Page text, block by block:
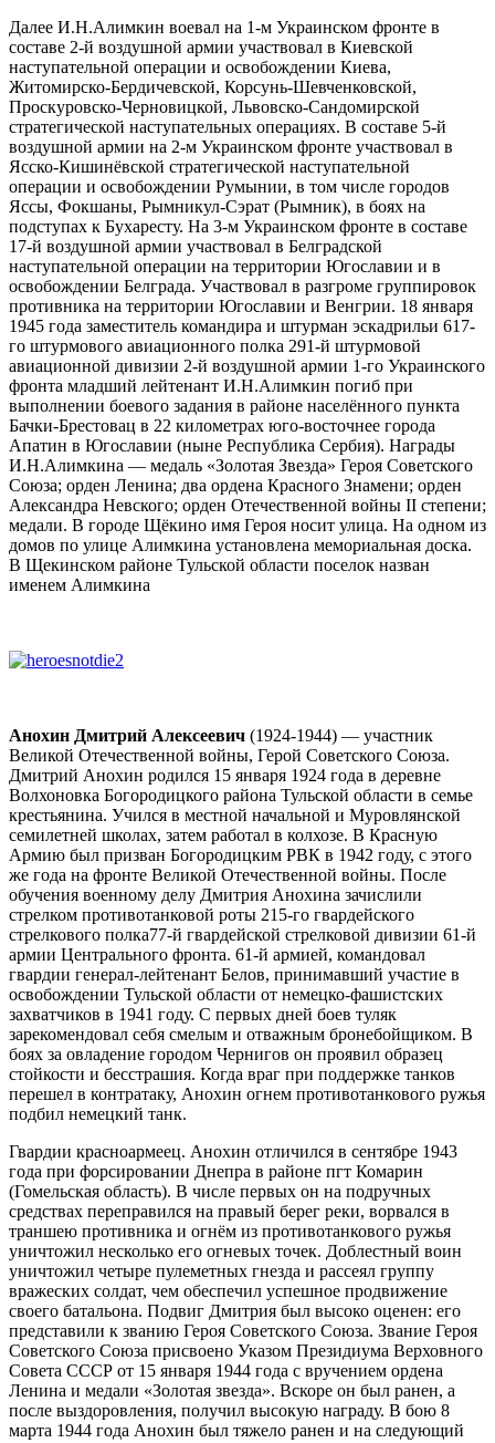
Далее И.Н.Алимкин воевал на 1-м Украинском фронте в
составе 2-й воздушной армии участвовал в Киевской
наступательной операции и освобождении Киева,
Житомирско-Бердичевской, Корсунь-Шевченковской,
Проскуровско-Черновицкой, Львовско-Сандомирской
стратегической наступательных операциях. В составе 5-й
воздушной армии на 2-м Украинском фронте участвовал в
Ясско-Кишинёвской стратегической наступательной
операции и освобождении Румынии, в том числе городов
Яссы, Фокшаны, Рымникул-Сэрат (Рымник), в боях на
подступах к Бухаресту. На 3-м Украинском фронте в составе
17-й воздушной армии участвовал в Белградской
наступательной операции на территории Югославии и в
освобождении Белграда. Участвовал в разгроме группировок
противника на территории Югославии и Венгрии. 18 января
1945 года заместитель командира и штурман эскадрильи 617-
го штурмового авиационного полка 291-й штурмовой
авиационной дивизии 2-й воздушной армии 1-го Украинского
фронта младший лейтенант И.Н.Алимкин погиб при
выполнении боевого задания в районе населённого пункта
Бачки-Брестовац в 22 километрах юго-восточнее города
Апатин в Югославии (ныне Республика Сербия). Награды
И.Н.Алимкина — медаль «Золотая Звезда» Героя Советского
Союза; орден Ленина; два ордена Красного Знамени; орден
Александра Невского; орден Отечественной войны II степени;
медали. В городе Щёкино имя Героя носит улица. На одном из
домов по улице Алимкина установлена мемориальная доска.
В Щекинском районе Тульской области поселок назван
именем Алимкина
Анохин Дмитрий Алексеевич (1924-1944) — участник
Великой Отечественной войны, Герой Советского Союза.
Дмитрий Анохин родился 15 января 1924 года в деревне
Волхоновка Богородицкого района Тульской области в семье
крестьянина. Учился в местной начальной и Муровлянской
семилетней школах, затем работал в колхозе. В Красную
Армию был призван Богородицким РВК в 1942 году, с этого
же года на фронте Великой Отечественной войны. После
обучения военному делу Дмитрия Анохина зачислили
стрелком противотанковой роты 215-го гвардейского
стрелкового полка77-й гвардейской стрелковой дивизии 61-й
армии Центрального фронта. 61-й армией, командовал
гвардии генерал-лейтенант Белов, принимавший участие в
освобождении Тульской области от немецко-фашистских
захватчиков в 1941 году. С первых дней боев туляк
зарекомендовал себя смелым и отважным бронебойщиком. В
боях за овладение городом Чернигов он проявил образец
стойкости и бесстрашия. Когда враг при поддержке танков
перешел в контратаку, Анохин огнем противотанкового ружья
подбил немецкий танк.
Гвардии красноармеец. Анохин отличился в сентябре 1943
года при форсировании Днепра в районе пгт Комарин
(Гомельская область). В числе первых он на подручных
средствах переправился на правый берег реки, ворвался в
траншею противника и огнём из противотанкового ружья
уничтожил несколько его огневых точек. Доблестный воин
уничтожил четыре пулеметных гнезда и рассеял группу
вражеских солдат, чем обеспечил успешное продвижение
своего батальона. Подвиг Дмитрия был высоко оценен: его
представили к званию Героя Советского Союза. Звание Героя
Советского Союза присвоено Указом Президиума Верховного
Совета СССР от 15 января 1944 года с вручением ордена
Ленина и медали «Золотая звезда». Вскоре он был ранен, а
после выздоровления, получил высокую награду. В бою 8
марта 1944 года Анохин был тяжело ранен и на следующий